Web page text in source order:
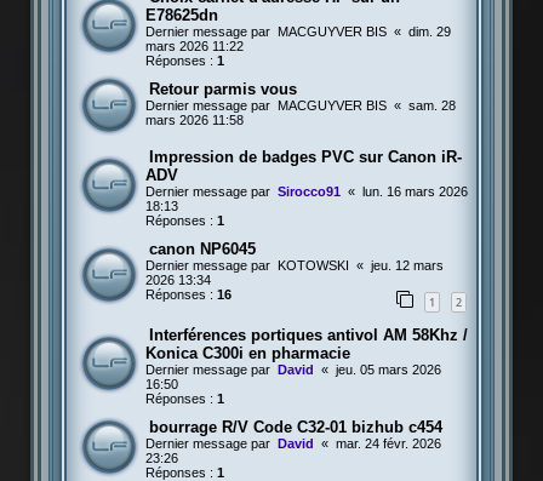
E78625dn
Dernier message par MACGUYVER BIS « dim. 29
mars 2026 11:22
Réponses : 1
Retour parmis vous
Dernier message par MACGUYVER BIS « sam. 28
mars 2026 11:58
Impression de badges PVC sur Canon iR-
ADV
Dernier message par Sirocco91 « lun. 16 mars 2026
18:13
Réponses : 1
canon NP6045
Dernier message par KOTOWSKI « jeu. 12 mars
2026 13:34
Réponses : 16 1 2
Interférences portiques antivol AM 58Khz /
Konica C300i en pharmacie
Dernier message par David « jeu. 05 mars 2026
16:50
Réponses : 1
bourrage R/V Code C32-01 bizhub c454
Dernier message par David « mar. 24 févr. 2026
23:26
Réponses : 1